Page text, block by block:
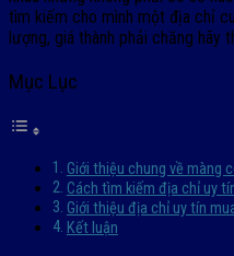
tìm kiếm cho mình một địa chỉ
lượng, giá thành phải chăng hãy
Mục Lục
Giới thiệu chung về màng
Cách tìm kiếm địa chỉ uy
Giới thiệu địa chỉ uy tín
Kết luận